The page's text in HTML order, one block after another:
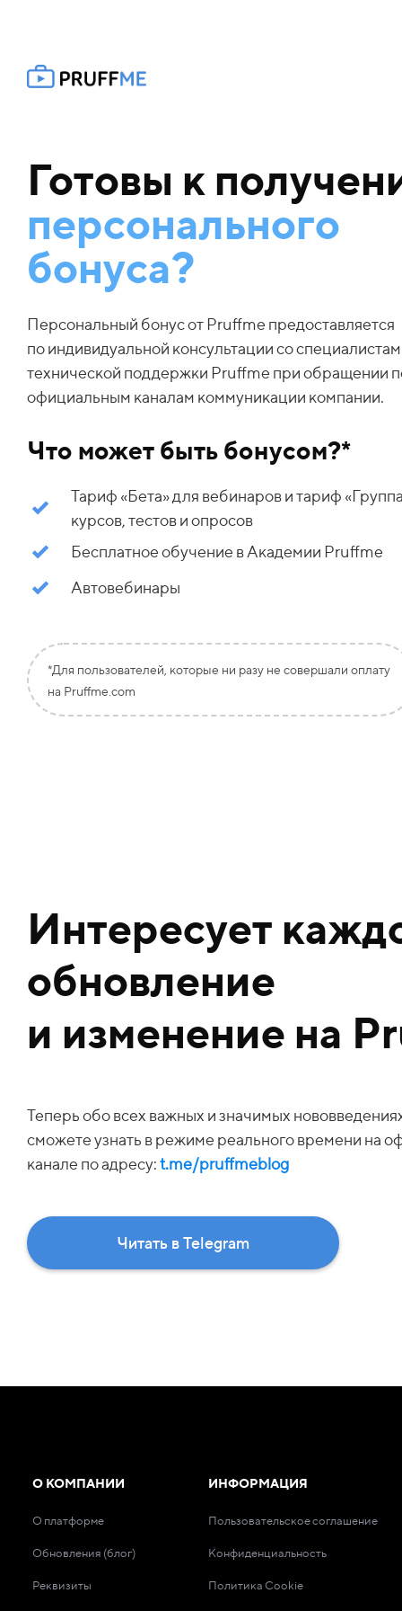
Готовы к
персонального
бонуса?
Персональный бонус от Pruffme предоставляется
по индивидуальной консультации со
технической поддержки Pruffme при обращении
официальным каналам коммуникации компании.
Что может быть бонусом?*
Тариф «Бета» для вебинаров и тариф «
курсов, тестов и опросов
Бесплатное обучение в Академии Pruffme
Автовебинары
*Для пользователей, которые ни разу не совершали оплату
на Pruffme.com
Интересует
обновление
и изменение на
Теперь обо всех важных и значимых
сможете узнать в режиме реального времени на
канале по адресу:t.me/pruffmeblog
Читать в Telegram
О КОМПАНИИ
О платформе
Обновления (блог)
Реквизиты
ИНФОРМАЦИЯ
Пользовательское соглашение
Конфиденциальность
Политика Cookie